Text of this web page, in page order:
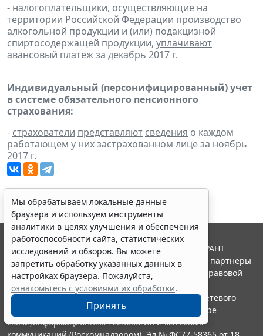
- налогоплательщики, осуществляющие на
территории Российской Федерации производство
алкогольной продукции и (или) подакцизной
спиртосодержащей продукции, уплачивают
авансовый платеж за декабрь 2017 г.
Индивидуальный (персонифицированный) учет
в системе обязательного пенсионного
страхования:
- страхователи представляют сведения о каждом
работающем у них застрахованном лице за ноябрь
2017 г.
Мы обрабатываем локальные данные
браузера и используем инструменты
аналитики в целях улучшения и обеспечения
работоспособности сайта, статистических
исследований и обзоров. Вы можете
запретить обработку указанных данных в
настройках браузера. Пожалуйста,
ознакомьтесь с условиями их обработки.
Принять
© ООО "НПП "ГАРАНТ-СЕРВИС", 2026. Система ГАРАНТ
выпускается с 1990 года. Компания "Гарант" и ее партнеры
являются участниками Российской ассоциации правовой
информации ГАРАНТ.
Портал ГАРАНТ.РУ зарегистрирован в качестве сетевого
издания Федеральной службой по надзору в сфере
связи,информационных технологий и массовых